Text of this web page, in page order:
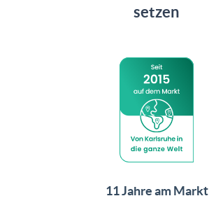
setzen
11 Jahre am Markt